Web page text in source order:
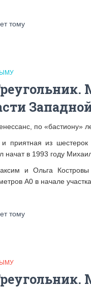
тому
по «бастиону»
приятная из шестерок
начат в 1993 году
и Ольга
А0 в начале
тому